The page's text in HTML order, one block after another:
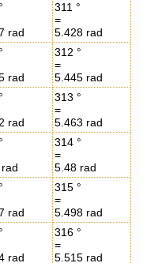
rad
311 °
=
5.428 rad
rad
312 °
=
5.445 rad
rad
313 °
=
5.463 rad
314 °
=
5.48 rad
rad
315 °
=
5.498 rad
rad
316 °
=
5.515 rad